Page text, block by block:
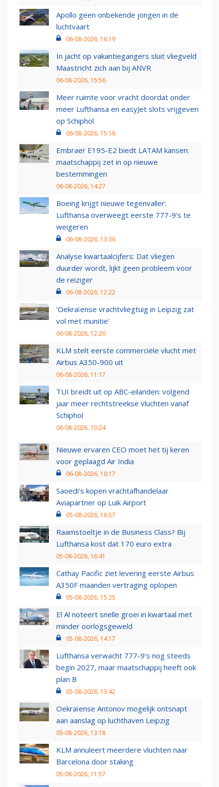
Apollo geen onbekende jongen in de
luchtvaart
06-08-2026, 16:19
In jacht op vakantiegangers sluit vliegveld
Maastricht zich aan bij ANVR
06-08-2026, 15:56
Meer ruimte voor vracht doordat onder
meer Lufthansa en easyJet slots vrijgeven
op Schiphol
06-08-2026, 15:16
Embraer E195-E2 biedt LATAM kansen:
maatschappij zet in op nieuwe
bestemmingen
06-08-2026, 14:27
Boeing krijgt nieuwe tegenvaller:
Lufthansa overweegt eerste 777-9’s te
weigeren
06-08-2026, 13:36
Analyse kwartaalcijfers: Dat vliegen
duurder wordt, lijkt geen probleem voor
de reiziger
06-08-2026, 12:22
'Oekraïense vrachtvliegtuig in Leipzig zat
vol met munitie'
06-08-2026, 12:20
KLM stelt eerste commerciële vlucht met
Airbus A350-900 uit
06-08-2026, 11:17
TUI breidt uit op ABC-eilanden: volgend
jaar meer rechtstreekse vluchten vanaf
Schiphol
06-08-2026, 10:24
Nieuwe ervaren CEO moet het tij keren
voor geplaagd Air India
06-08-2026, 10:17
Saoedi’s kopen vrachtafhandelaar
Aviapartner op Luik Airport
05-08-2026, 16:57
Raamstoeltje in de Business Class? Bij
Lufthansa kost dat 170 euro extra
05-08-2026, 16:41
Cathay Pacific ziet levering eerste Airbus
A350F maanden vertraging oplopen
05-08-2026, 15:25
El Al noteert snelle groei in kwartaal met
minder oorlogsgeweld
05-08-2026, 14:17
Lufthansa verwacht 777-9’s nog steeds
begin 2027, maar maatschappij heeft ook
plan B
05-08-2026, 13:42
Oekraïense Antonov mogelijk ontsnapt
aan aanslag op luchthaven Leipzig
05-08-2026, 13:18
KLM annuleert meerdere vluchten naar
Barcelona door staking
05-08-2026, 11:57